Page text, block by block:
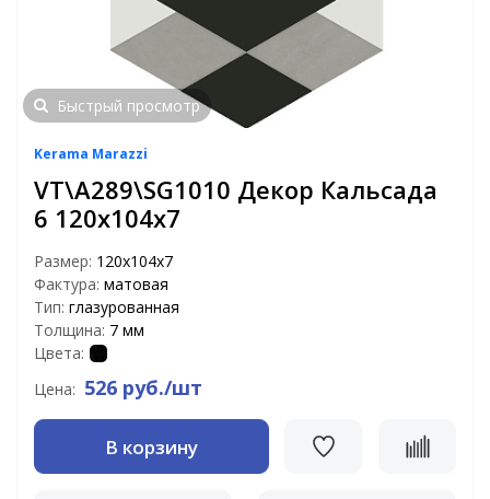
Быстрый просмотр
Kerama Marazzi
VT\A289\SG1010 Декор Кальсада
6 120х104х7
Размер: 120х104х7
Фактура: матовая
Тип: глазурованная
Толщина: 7 мм
Цвета:
Цена: 526 руб./шт
В корзину